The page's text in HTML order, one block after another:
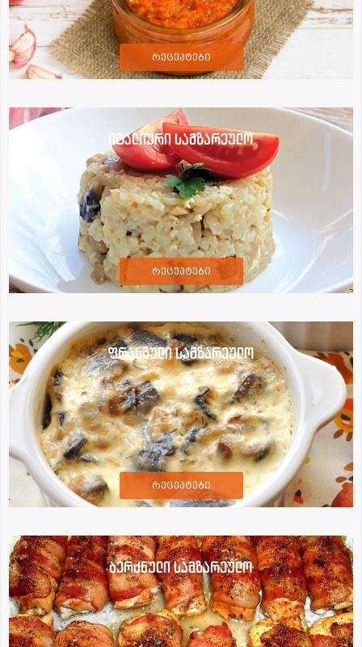
რეცეპტები
იტალიური სამზარეულო
რეცეპტები
ფრანგული სამზარეულო
რეცეპტები
ბერძნული სამზარეულო